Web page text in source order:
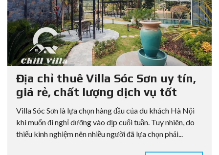
Địa chỉ thuê Villa Sóc Sơn uy tín,
giá rẻ, chất lượng dịch vụ tốt
Villa Sóc Sơn là lựa chọn hàng đầu của du khách Hà Nội
khi muốn đi nghỉ dưỡng vào dịp cuối tuần. Tuy nhiên, do
thiếu kinh nghiệm nên nhiều người đã lựa chọn phải...